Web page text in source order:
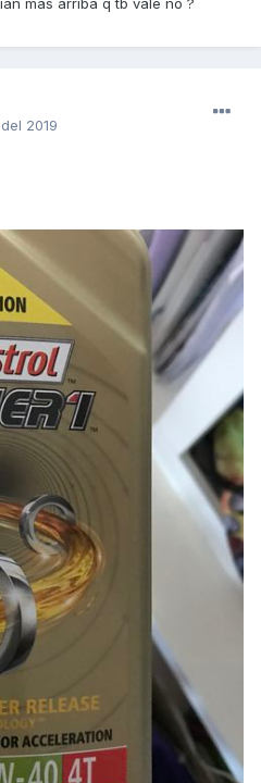
más arriba q tb vale no ?
2019